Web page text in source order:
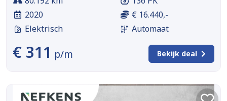
2020
Elektrisch
€ 16.440,-
Automaat
€ 311 p/m Bekijk deal